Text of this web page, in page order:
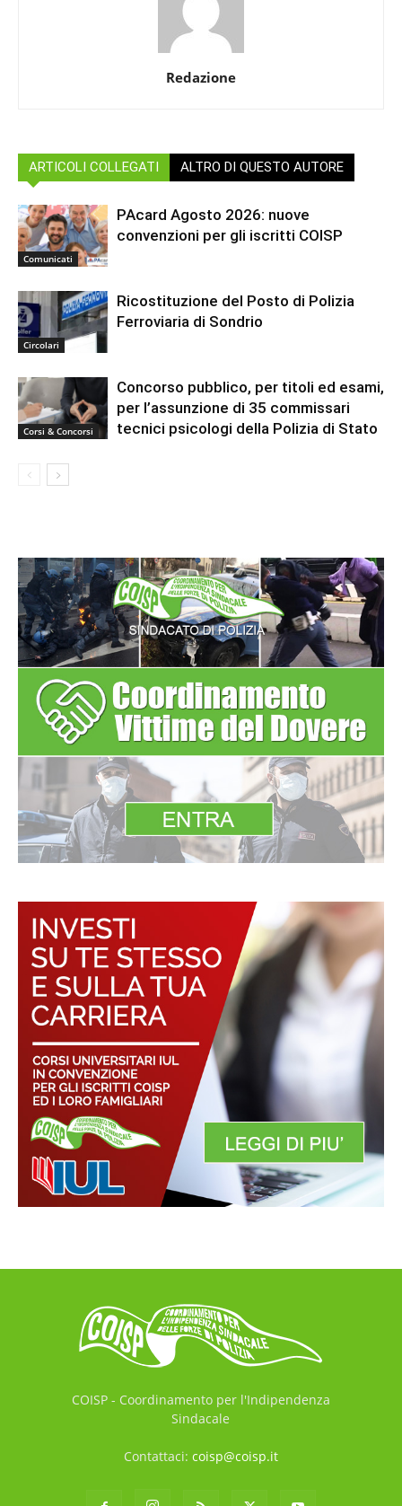
Redazione
ARTICOLI COLLEGATI ALTRO DI QUESTO AUTORE
Comunicati
PAcard Agosto 2026: nuove
convenzioni per gli iscritti COISP
Circolari
Ricostituzione del Posto di Polizia
Ferroviaria di Sondrio
Corsi & Concorsi
Concorso pubblico, per titoli ed esami,
per l’assunzione di 35 commissari
tecnici psicologi della Polizia di Stato
COISP - Coordinamento per l'Indipendenza
Sindacale
Contattaci: coisp@coisp.it